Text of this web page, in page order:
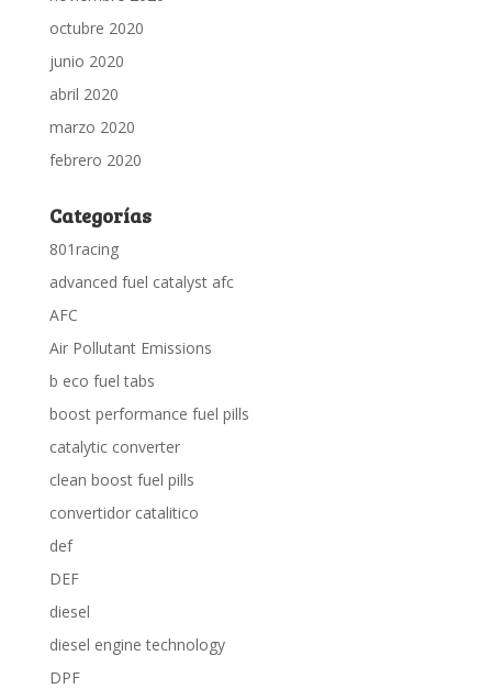
octubre 2020
junio 2020
abril 2020
marzo 2020
febrero 2020
Categorías
801racing
advanced fuel catalyst afc
AFC
Air Pollutant Emissions
b eco fuel tabs
boost performance fuel pills
catalytic converter
clean boost fuel pills
convertidor catalitico
def
DEF
diesel
diesel engine technology
DPF